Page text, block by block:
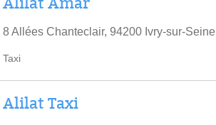
8 Allées Chanteclair, 94200 Ivry-sur-Seine
Taxi
Alilat Taxi